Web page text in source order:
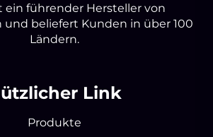
ein führender Hersteller von
und beliefert Kunden in über 100
Ländern.
Link
Produkte